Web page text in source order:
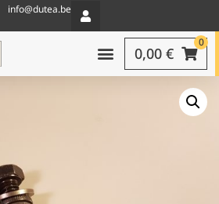
info@dutea.be
0
0,00 €